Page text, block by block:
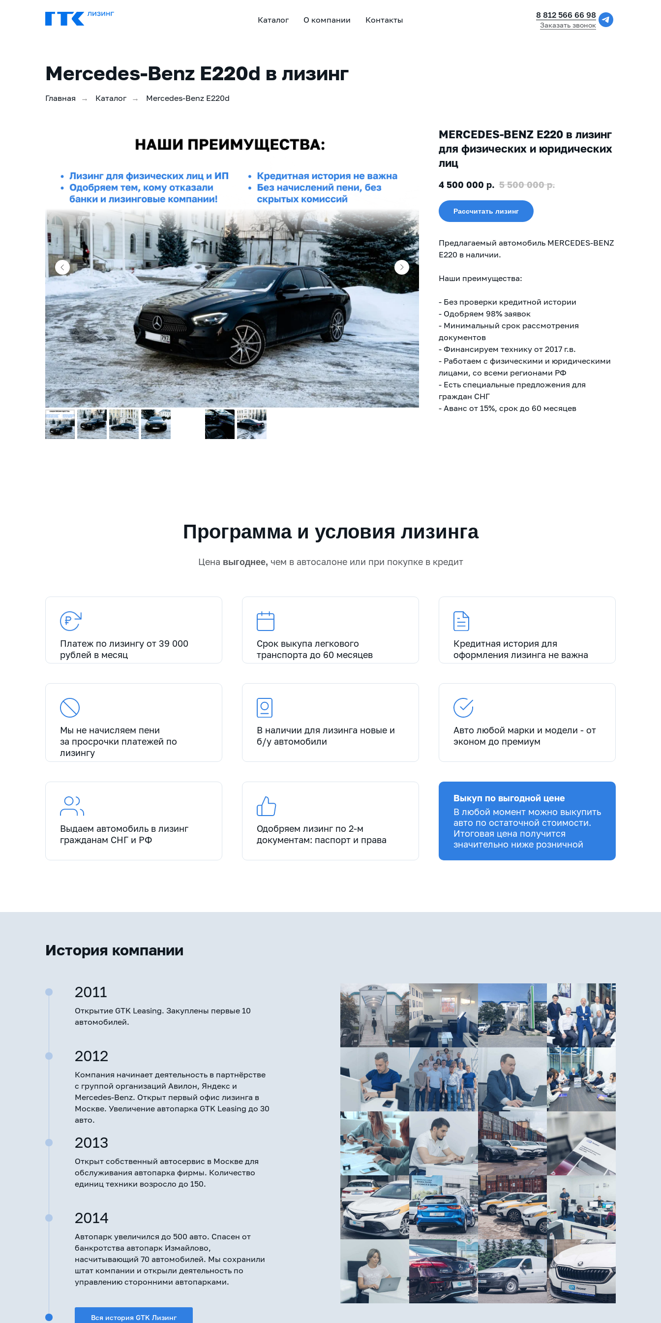
Каталог О компании Контакты 8 812 566 66 98
Заказать звонок
Mercedes-Benz Е220d в лизинг
Главная → Каталог → Mercedes-Benz Е220d
MERCEDES-BENZ Е220 в лизинг
для физических и юридических
лиц
4 500 000 р. 5 500 000 р.
Рассчитать лизинг
Предлагаемый автомобиль MERCEDES-BENZ
Е220 в наличии.
Наши преимущества:
- Без проверки кредитной истории
- Одобряем 98% заявок
- Минимальный срок рассмотрения
документов
- Финансируем технику от 2017 г.в.
- Работаем с физическими и юридическими
лицами, со всеми регионами РФ
- Есть специальные предложения для
граждан СНГ
- Аванс от 15%, срок до 60 месяцев
Программа и условия лизинга
Цена выгоднее, чем в автосалоне или при покупке в кредит
Платеж по лизингу от 39 000
рублей в месяц
Срок выкупа легкового
транспорта до 60 месяцев
Кредитная история для
оформления лизинга не важна
Мы не начисляем пени
за просрочки платежей по
лизингу
В наличии для лизинга новые и
б/у автомобили
Авто любой марки и модели - от
эконом до премиум
Выдаем автомобиль в лизинг
гражданам СНГ и РФ
Одобряем лизинг по 2-м
документам: паспорт и права
В любой момент можно выкупить
авто по остаточной стоимости.
Итоговая цена получится
значительно ниже розничной
Выкуп по выгодной цене
История компании
2011
Открытие GTK Leasing. Закуплены первые 10
автомобилей.
2012
Компания начинает деятельность в партнёрстве
с группой организаций Авилон, Яндекс и
Mercedes-Benz. Открыт первый офис лизинга в
Москве. Увеличение автопарка GTK Leasing до 30
авто.
2013
Открыт собственный автосервис в Москве для
обслуживания автопарка фирмы. Количество
единиц техники возросло до 150.
2014
Автопарк увеличился до 500 авто. Спасен от
банкротства автопарк Измайлово,
насчитывающий 70 автомобилей. Мы сохранили
штат компании и открыли деятельность по
управлению сторонними автопарками.
Вся история GTK Лизинг